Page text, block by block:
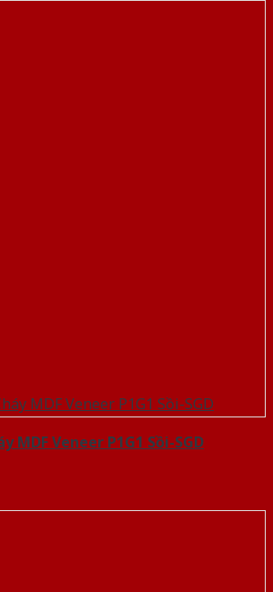
MDF Veneer P1G1 Sồi-SGD